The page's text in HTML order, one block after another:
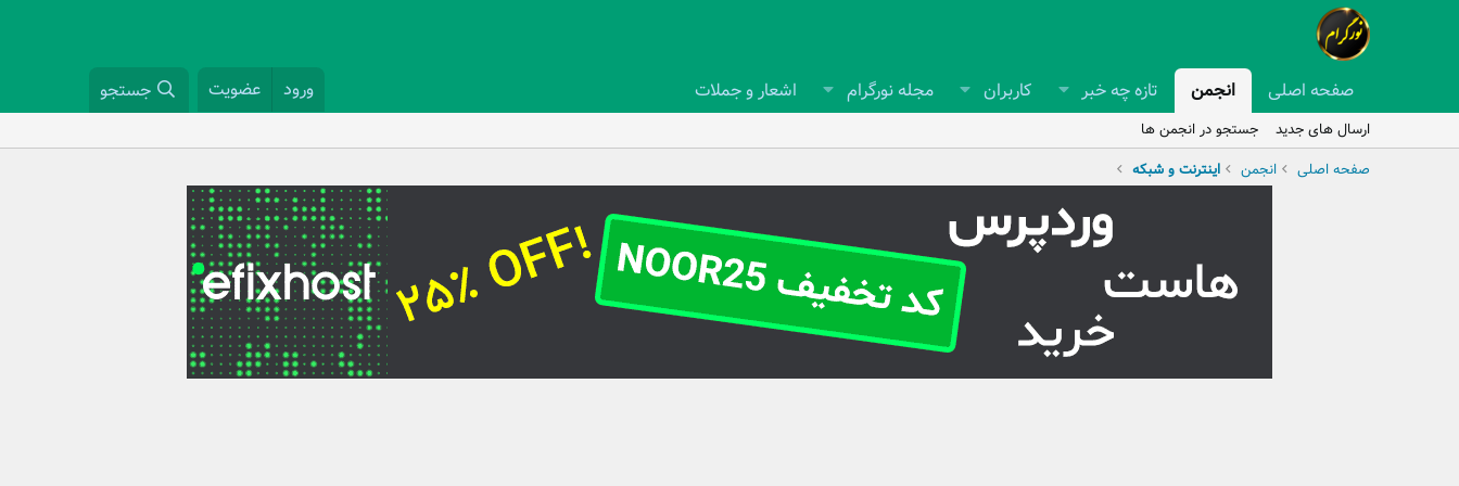
صفحه اصلی انجمن تازه چه خبر کاربران مجله نورگرام اشعار و جملات ورود عضویت جستجو
ارسال های جدید
جستجو در انجمن ها
صفحه اصلی
انجمن اینترنت و شبکه